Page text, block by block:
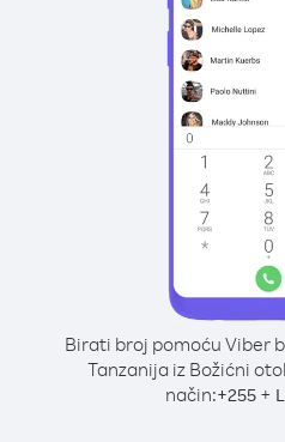
Birati broj pomoću Viber
Tanzanija iz Božićni
način:+255+